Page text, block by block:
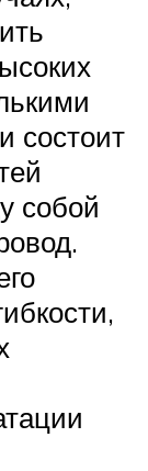
состоит
собой